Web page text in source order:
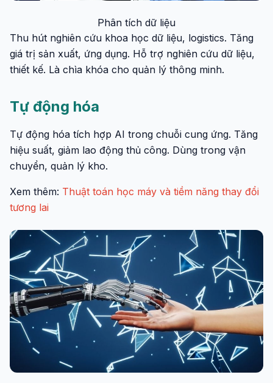
Phân tích dữ liệu
Thu hút nghiên cứu khoa học dữ liệu, logistics. Tăng
giá trị sản xuất, ứng dụng. Hỗ trợ nghiên cứu dữ liệu,
thiết kế. Là chìa khóa cho quản lý thông minh.
Tự động hóa
Tự động hóa tích hợp AI trong chuỗi cung ứng. Tăng
hiệu suất, giảm lao động thủ công. Dùng trong vận
chuyển, quản lý kho.
Xem thêm: Thuật toán học máy và tiềm năng thay đổi
tương lai